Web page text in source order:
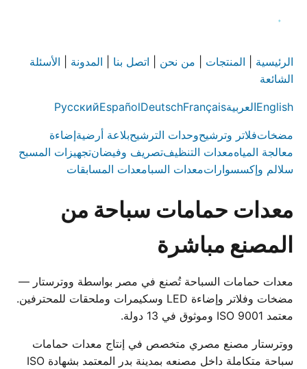
الرئيسية المنتجات من نحن اتصل بنا المدونة
الأسئلة
الشائعة
EnglishالعربيةFrançais
Deutsch
Español
Русский
مضخاتفلاتر وترشيحوحدات الترشيحبلاعة أرضيةإضاءة
معالجة المياهمعدات التنظيفتصريف وفيضانتجهيزات المسبح
سلالم وإكسسواراتمعدات السبامعدات المسابقات
معدات حمامات سباحة من
المصنع مباشرة
معدات حمامات السباحة تُصنع في مصر بواسطة ووترستار —
مضخات وفلاتر وإضاءة LED وسكيمرات وملحقات للمحترفين.
معتمد ISO 9001 وموثوق في 13 دولة.
ووترستار مصنع مصري متخصص في إنتاج معدات حمامات
سباحة متكاملة داخل مصنعه بمدينة بدر المعتمد بشهادة ISO